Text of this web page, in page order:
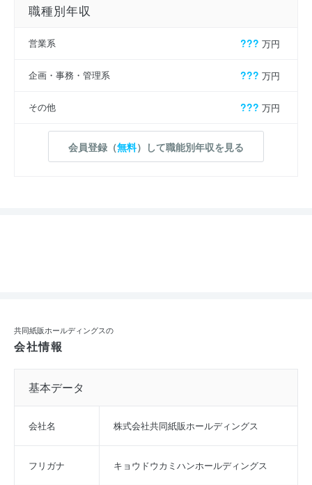
職種別年収
営業系 ??? 万円
企画・事務・管理系 ??? 万円
その他 ??? 万円
会員登録（無料）して職能別年収を見る
共同紙販ホールディングスの
会社情報
基本データ
会社名 株式会社共同紙販ホールディングス
フリガナ キョウドウカミハンホールディングス